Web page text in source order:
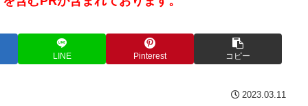
LINE Pinterest コピー
2023.03.11